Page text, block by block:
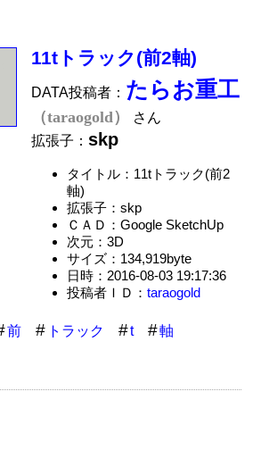
11tトラック(前2軸)
DATA投稿者： たらお重工
（taraogold）
さん
拡張子：skp
タイトル：11tトラック(前2
軸)
拡張子：skp
ＣＡＤ：Google SketchUp
次元：3D
サイズ：134,919byte
日時：2016-08-03 19:17:36
投稿者ＩＤ： taraogold
前 トラック t
軸